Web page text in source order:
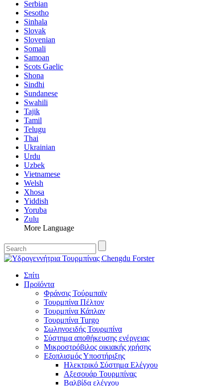
Serbian
Sesotho
Sinhala
Slovak
Slovenian
Somali
Samoan
Scots Gaelic
Shona
Sindhi
Sundanese
Swahili
Tajik
Tamil
Telugu
Thai
Ukrainian
Urdu
Uzbek
Vietnamese
Welsh
Xhosa
Yiddish
Yoruba
Zulu
More Language
Σπίτι
Προϊόντα
Φράνσις Τούρμπαϊν
Τουρμπίνα Πέλτον
Τουρμπίνα Κάπλαν
Τουρμπίνα Turgo
Σωληνοειδής Τουρμπίνα
Σύστημα αποθήκευσης ενέργειας
Μικροστρόβιλος οικιακής χρήσης
Εξοπλισμός Υποστήριξης
Ηλεκτρικό Σύστημα Ελέγχου
Αξεσουάρ Τουρμπίνας
Βαλβίδα ελέγχου